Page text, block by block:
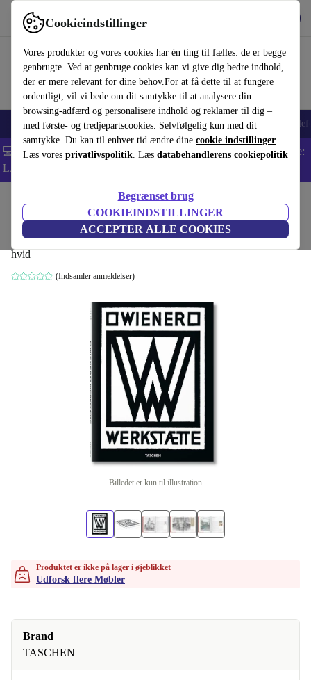
Cookieindstillinger
Vores produkter og vores cookies har én ting til fælles: de er begge
genbrugte. Ved at genbruge cookies kan vi give dig bedre indhold,
der er mere relevant for dine behov.For at få dette til at fungere
ordentligt, vil vi bede om dit samtykke til at analysere din
browsing-adfærd og personalisere indhold og reklamer til dig –
med første- og tredjepartscookies. Selvfølgelig kun med dit
samtykke. Du kan til enhver tid ændre dine cookie indstillinger.
Læs vores privatlivspolitik. Læs databehandlerens cookiepolitik
.
Begrænset brug
COOKIEINDSTILLINGER
ACCEPTER ALLE COOKIES
Brug refurbed hurtigt og nemt
Smartphones Bærbare Tablets Smartwatches Tilbehør
💻 Ekstra 5% rabat på alle MacBooks og bærbare computere - Kode:
LAPTOP5 -
Husholdning Møbler
Wiener Werkstätte
hvid
(Indsamler anmeldelser)
Billedet er kun til illustration
Produktet er ikke på lager i øjeblikket
Udforsk flere Møbler
Brand
TASCHEN